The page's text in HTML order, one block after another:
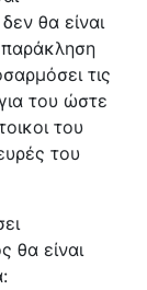
θα είναι
παράκληση
τις
του ώστε
του
του
θα είναι